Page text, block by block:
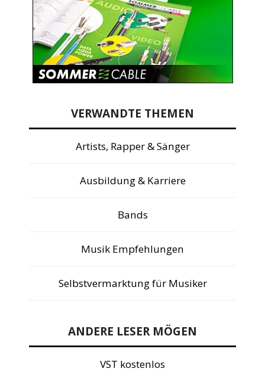
VERWANDTE THEMEN
Artists, Rapper & Sänger
Ausbildung & Karriere
Bands
Musik Empfehlungen
Selbstvermarktung für Musiker
ANDERE LESER MÖGEN
VST kostenlos